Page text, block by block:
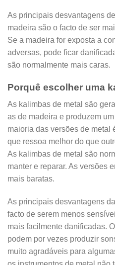
As principais desvantagens
madeira são o facto de ser
Se a madeira for exposta a
adversas, pode ficar
são normalmente mais caras.
Porquê escolher uma
As kalimbas de metal são
as de madeira e produzem
maioria das versões de metal
que ressoa melhor do que
As kalimbas de metal são
manter e reparar. As versões
mais baratas.
As principais desvantagens
facto de serem menos
mais facilmente danificadas.
podem por vezes produzir
muito agradáveis para